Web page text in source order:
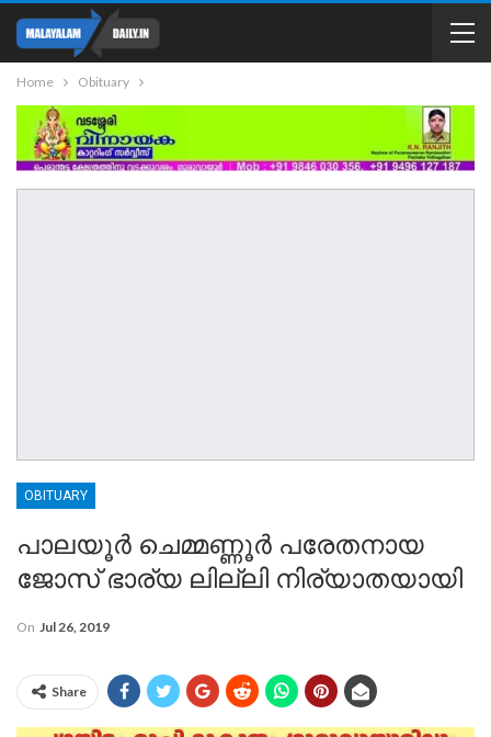
Home Obituary
OBITUARY
പാലയൂർ ചെമ്മണ്ണൂർ പരേതനായ
ജോസ് ഭാര്യ ലില്ലി നിര്യാതയായി
On Jul 26, 2019
Share